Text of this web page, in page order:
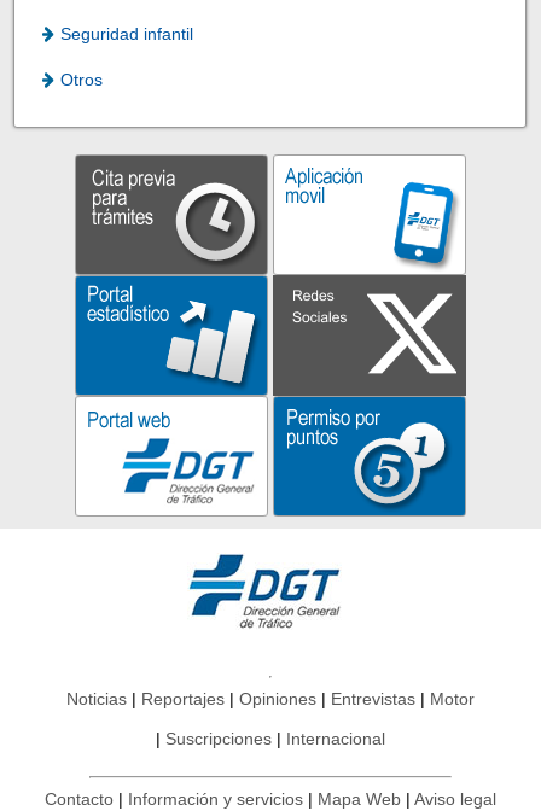
Seguridad infantil
Otros
Noticias Reportajes Opiniones Entrevistas Motor
Suscripciones Internacional
Contacto Información y servicios Mapa Web Aviso legal